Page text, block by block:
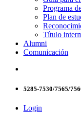
Programa
Plan de
Título
Alumni
Comunicación
5285-7530/7565/
Login